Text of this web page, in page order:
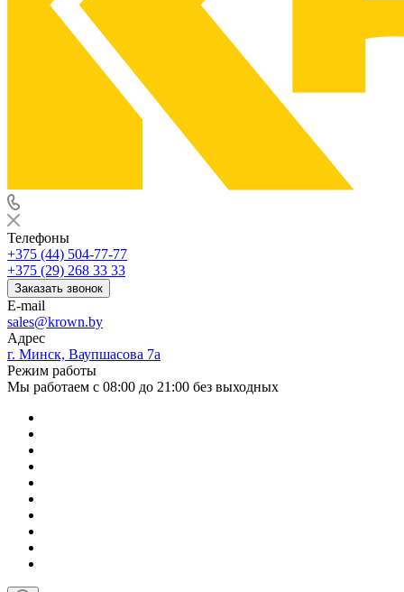
Телефоны
+375 (44) 504-77-77
+375 (29) 268 33 33
Заказать звонок
E-mail
sales@krown.by
Адрес
г. Минск, Ваупшасова 7а
Режим работы
Мы работаем с 08:00 до 21:00 без выходных